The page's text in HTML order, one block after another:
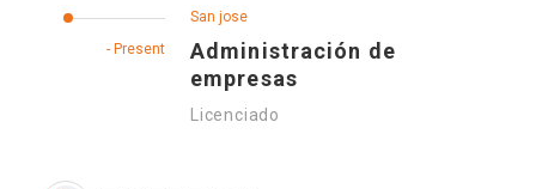
- Present
San jose
Administración de
empresas
Licenciado